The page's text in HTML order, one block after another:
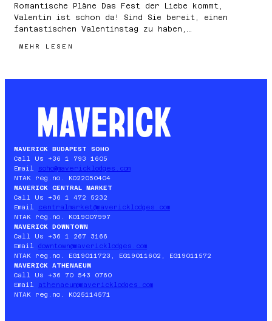
Romantische Pläne Das Fest der Liebe kommt,
Valentin ist schon da! Sind Sie bereit, einen
fantastischen Valentinstag zu haben,…
MEHR LESEN
2026
MAVERICK BUDAPEST SOHO
Call Us +36 1 793 1605
Email soho@mavericklodges.com
NTAK reg.no. KO22050404
MAVERICK CENTRAL MARKET
Call Us +36 1 472 5232
Email centralmarket@mavericklodges.com
NTAK reg.no. KO19007997
MAVERICK DOWNTOWN
Call Us +36 1 267 3166
Email downtown@mavericklodges.com
NTAK reg.no. EG19011723, EG19011602, EG19011572
MAVERICK ATHENAEUM
Call Us +36 70 543 0760
Email athenaeum@mavericklodges.com
NTAK reg.no. KO25114571